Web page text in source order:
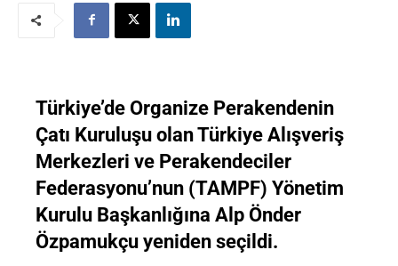
Türkiye’de Organize Perakendenin
Çatı Kuruluşu olan Türkiye Alışveriş
Merkezleri ve Perakendeciler
Federasyonu’nun (TAMPF) Yönetim
Kurulu Başkanlığına Alp Önder
Özpamukçu yeniden seçildi.